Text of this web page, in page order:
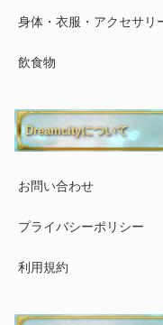
身体・衣服・アクセサリ
飲食物
Dreamcityについて
お問い合わせ
プライバシーポリシー
利用規約